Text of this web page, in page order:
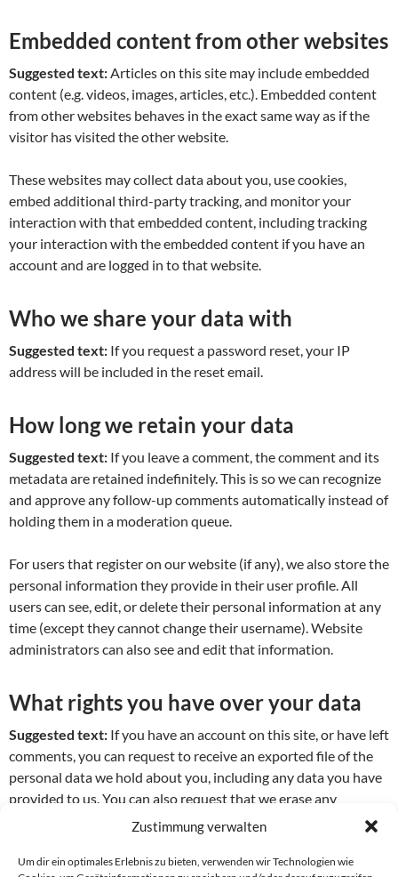
Embedded content from other websites
Suggested text:Articles on this site may include embedded
content (e.g. videos, images, articles, etc.). Embedded content
from other websites behaves in the exact same way as if the
visitor has visited the other website.
These websites may collect data about you, use cookies,
embed additional third-party tracking, and monitor your
interaction with that embedded content, including tracking
your interaction with the embedded content if you have an
account and are logged in to that website.
Who we share your data with
Suggested text: If you request a password reset, your IP
address will be included in the reset email.
How long we retain your data
Suggested text: If you leave a comment, the comment and its
metadata are retained indefinitely. This is so we can recognize
and approve any follow-up comments automatically instead of
holding them in a moderation queue.
For users that register on our website (if any), we also store the
personal information they provide in their user profile. All
users can see, edit, or delete their personal information at any
time (except they cannot change their username). Website
administrators can also see and edit that information.
What rights you have over your data
Suggested text: If you have an account on this site, or have left
comments, you can request to receive an exported file of the
personal data we hold about you, including any data you have
provided to us. You can also request that we erase any
personal data we hold about you. This does not include any
security purposes.
Zustimmung verwalten
Um dir ein optimales Erlebnis zu bieten, verwenden wir Technologien wie